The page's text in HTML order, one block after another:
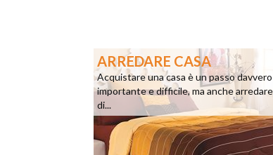
ARREDARE CASA
Acquistare una casa è un passo
importante e difficile, ma anche
di...